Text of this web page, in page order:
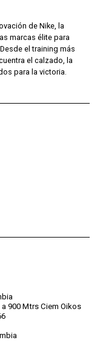
de Nike, la
marcas élite para
el training más
el calzado, la
para la victoria.
900 Mtrs Ciem Oikos